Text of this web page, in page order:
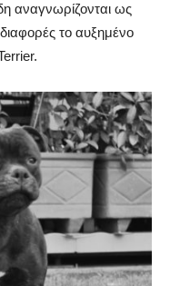
αναγνωρίζονται ως
το αυξημένο